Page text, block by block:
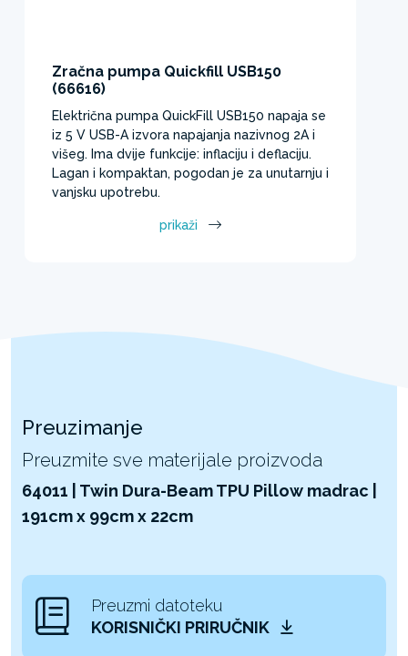
Zračna pumpa Quickfill USB150
(66616)
Električna pumpa QuickFill USB150 napaja se
iz 5 V USB-A izvora napajanja nazivnog 2A i
višeg. Ima dvije funkcije: inflaciju i deflaciju.
Lagan i kompaktan, pogodan je za unutarnju i
vanjsku upotrebu.
prikaži
Preuzimanje
Preuzmite sve materijale proizvoda
64011 | Twin Dura-Beam TPU Pillow madrac |
191cm x 99cm x 22cm
Preuzmi datoteku
KORISNIČKI PRIRUČNIK